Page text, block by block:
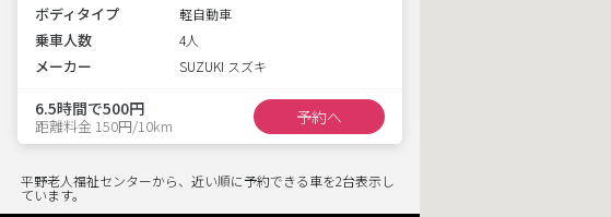
ボディタイプ 軽自動車
乗車人数 4人
メーカー SUZUKI スズキ
6.5時間で500円
距離料金 150円/10km 予約へ
平野老人福祉センターから、近い順に予約できる車を2台表示し
ています。